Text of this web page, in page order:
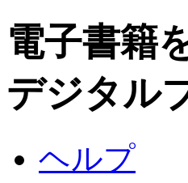
電子書籍
デジタル
ヘルプ